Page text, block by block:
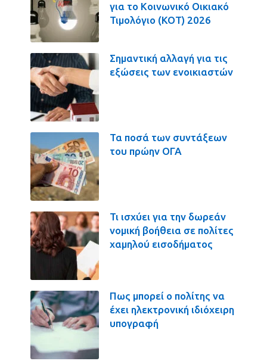
για το Κοινωνικό Οικιακό
Τιμολόγιο (ΚΟΤ) 2026
Σημαντική αλλαγή για τις
εξώσεις των ενοικιαστών
Τα ποσά των συντάξεων
του πρώην ΟΓΑ
Τι ισχύει για την δωρεάν
νομική βοήθεια σε πολίτες
χαμηλού εισοδήματος
Πως μπορεί ο πολίτης να
έχει ηλεκτρονική ιδιόχειρη
υπογραφή